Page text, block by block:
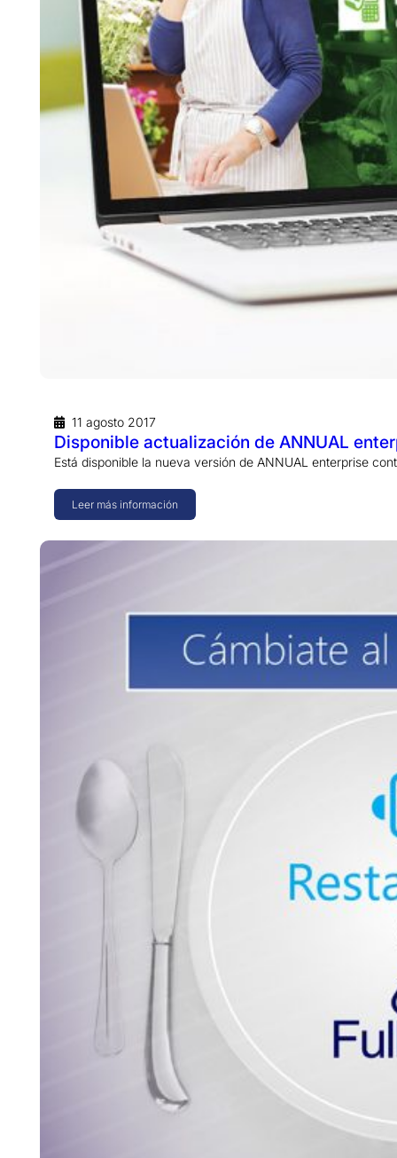
11 agosto 2017
Disponible actualización de ANNUAL
Está disponible la nueva versión de ANNUAL enterprise
Leer más información